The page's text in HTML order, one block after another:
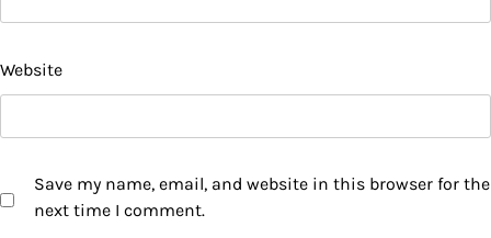
Website
Save my name, email, and website in this browser for the
next time I comment.